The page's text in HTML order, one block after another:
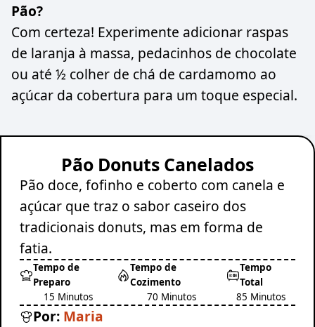
Pão?
Com certeza! Experimente adicionar raspas
de laranja à massa, pedacinhos de chocolate
ou até ½ colher de chá de cardamomo ao
açúcar da cobertura para um toque especial.
Pão Donuts Canelados
Pão doce, fofinho e coberto com canela e
açúcar que traz o sabor caseiro dos
tradicionais donuts, mas em forma de
fatia.
Tempo de
Preparo
15 Minutos
Tempo de
Cozimento
70 Minutos
Tempo
Total
85 Minutos
Por: Maria